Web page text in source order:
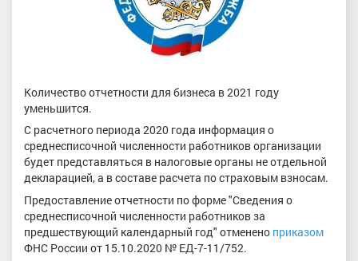
Количество отчетности для бизнеса в 2021 году
уменьшится.
С расчетного периода 2020 года информация о
среднесписочной численности работников организации
будет представляться в налоговые органы не отдельной
декларацией, а в составе расчета по страховым взносам.
Предоставление отчетности по форме "Сведения о
среднесписочной численности работников за
предшествующий календарный год" отменено приказом
ФНС России от 15.10.2020 № ЕД-7-11/752.